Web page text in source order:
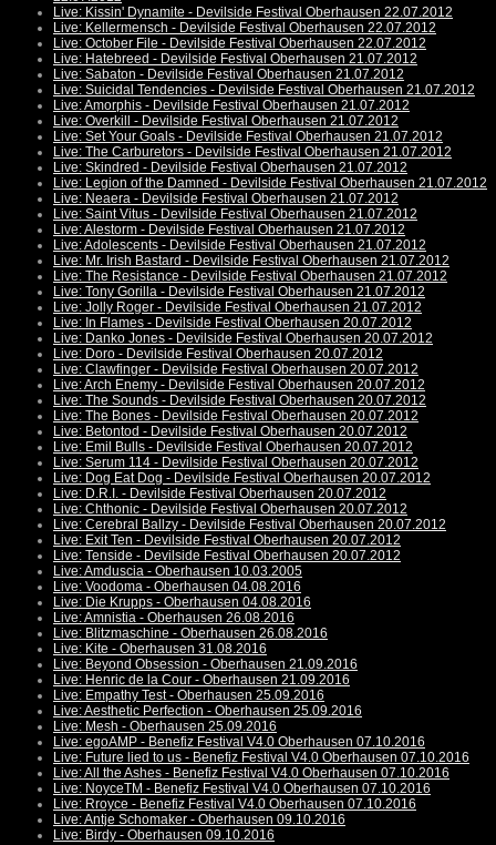
Live: Kissin' Dynamite - Devilside Festival Oberhausen 22.07.2012
Live: Kellermensch - Devilside Festival Oberhausen 22.07.2012
Live: October File - Devilside Festival Oberhausen 22.07.2012
Live: Hatebreed - Devilside Festival Oberhausen 21.07.2012
Live: Sabaton - Devilside Festival Oberhausen 21.07.2012
Live: Suicidal Tendencies - Devilside Festival Oberhausen 21.07.2012
Live: Amorphis - Devilside Festival Oberhausen 21.07.2012
Live: Overkill - Devilside Festival Oberhausen 21.07.2012
Live: Set Your Goals - Devilside Festival Oberhausen 21.07.2012
Live: The Carburetors - Devilside Festival Oberhausen 21.07.2012
Live: Skindred - Devilside Festival Oberhausen 21.07.2012
Live: Legion of the Damned - Devilside Festival Oberhausen 21.07.2012
Live: Neaera - Devilside Festival Oberhausen 21.07.2012
Live: Saint Vitus - Devilside Festival Oberhausen 21.07.2012
Live: Alestorm - Devilside Festival Oberhausen 21.07.2012
Live: Adolescents - Devilside Festival Oberhausen 21.07.2012
Live: Mr. Irish Bastard - Devilside Festival Oberhausen 21.07.2012
Live: The Resistance - Devilside Festival Oberhausen 21.07.2012
Live: Tony Gorilla - Devilside Festival Oberhausen 21.07.2012
Live: Jolly Roger - Devilside Festival Oberhausen 21.07.2012
Live: In Flames - Devilside Festival Oberhausen 20.07.2012
Live: Danko Jones - Devilside Festival Oberhausen 20.07.2012
Live: Doro - Devilside Festival Oberhausen 20.07.2012
Live: Clawfinger - Devilside Festival Oberhausen 20.07.2012
Live: Arch Enemy - Devilside Festival Oberhausen 20.07.2012
Live: The Sounds - Devilside Festival Oberhausen 20.07.2012
Live: The Bones - Devilside Festival Oberhausen 20.07.2012
Live: Betontod - Devilside Festival Oberhausen 20.07.2012
Live: Emil Bulls - Devilside Festival Oberhausen 20.07.2012
Live: Serum 114 - Devilside Festival Oberhausen 20.07.2012
Live: Dog Eat Dog - Devilside Festival Oberhausen 20.07.2012
Live: D.R.I. - Devilside Festival Oberhausen 20.07.2012
Live: Chthonic - Devilside Festival Oberhausen 20.07.2012
Live: Cerebral Ballzy - Devilside Festival Oberhausen 20.07.2012
Live: Exit Ten - Devilside Festival Oberhausen 20.07.2012
Live: Tenside - Devilside Festival Oberhausen 20.07.2012
Live: Amduscia - Oberhausen 10.03.2005
Live: Voodoma - Oberhausen 04.08.2016
Live: Die Krupps - Oberhausen 04.08.2016
Live: Amnistia - Oberhausen 26.08.2016
Live: Blitzmaschine - Oberhausen 26.08.2016
Live: Kite - Oberhausen 31.08.2016
Live: Beyond Obsession - Oberhausen 21.09.2016
Live: Henric de la Cour - Oberhausen 21.09.2016
Live: Empathy Test - Oberhausen 25.09.2016
Live: Aesthetic Perfection - Oberhausen 25.09.2016
Live: Mesh - Oberhausen 25.09.2016
Live: egoAMP - Benefiz Festival V4.0 Oberhausen 07.10.2016
Live: Future lied to us - Benefiz Festival V4.0 Oberhausen 07.10.2016
Live: All the Ashes - Benefiz Festival V4.0 Oberhausen 07.10.2016
Live: NoyceTM - Benefiz Festival V4.0 Oberhausen 07.10.2016
Live: Rroyce - Benefiz Festival V4.0 Oberhausen 07.10.2016
Live: Antje Schomaker - Oberhausen 09.10.2016
Live: Birdy - Oberhausen 09.10.2016